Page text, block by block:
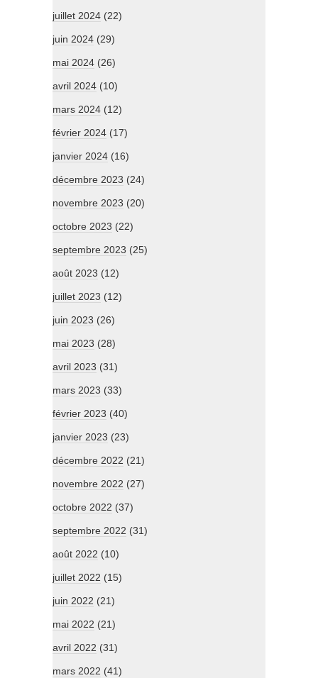
juillet 2024 (22)
juin 2024 (29)
mai 2024 (26)
avril 2024 (10)
mars 2024 (12)
février 2024 (17)
janvier 2024 (16)
décembre 2023 (24)
novembre 2023 (20)
octobre 2023 (22)
septembre 2023 (25)
août 2023 (12)
juillet 2023 (12)
juin 2023 (26)
mai 2023 (28)
avril 2023 (31)
mars 2023 (33)
février 2023 (40)
janvier 2023 (23)
décembre 2022 (21)
novembre 2022 (27)
octobre 2022 (37)
septembre 2022 (31)
août 2022 (10)
juillet 2022 (15)
juin 2022 (21)
mai 2022 (21)
avril 2022 (31)
mars 2022 (41)